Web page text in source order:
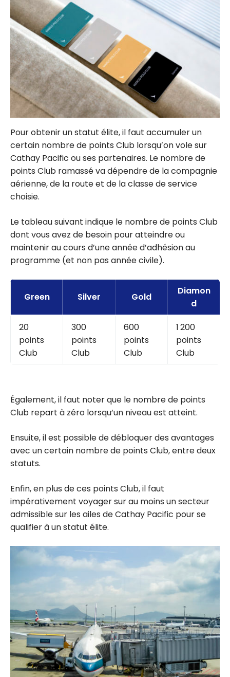
Pour obtenir un statut élite, il faut accumuler un
certain nombre de points Club lorsqu’on vole sur
Cathay Pacific ou ses partenaires. Le nombre de
points Club ramassé va dépendre de la compagnie
aérienne, de la route et de la classe de service
choisie.
Le tableau suivant indique le nombre de points Club
dont vous avez de besoin pour atteindre ou
maintenir au cours d’une année d’adhésion au
programme (et non pas année civile).
Green Silver Gold
Diamon
d
20
points
Club
300
points
Club
600
points
Club
1 200
points
Club
Également, il faut noter que le nombre de points
Club repart à zéro lorsqu’un niveau est atteint.
Ensuite, il est possible de débloquer des avantages
avec un certain nombre de points Club, entre deux
statuts.
Enfin, en plus de ces points Club, il faut
impérativement voyager sur au moins un secteur
admissible sur les ailes de Cathay Pacific pour se
qualifier à un statut élite.